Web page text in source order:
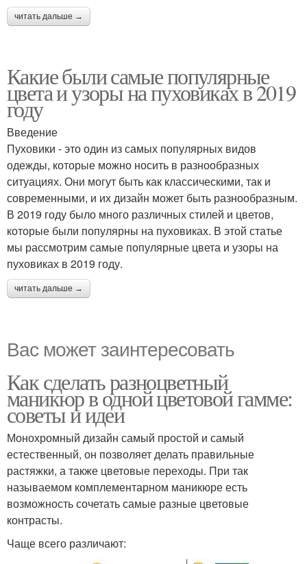
читать дальше →
Какие были самые популярные
цвета и узоры на пуховиках в 2019
году
Введение
Пуховики - это один из самых популярных видов
одежды, которые можно носить в разнообразных
ситуациях. Они могут быть как классическими, так и
современными, и их дизайн может быть разнообразным.
В 2019 году было много различных стилей и цветов,
которые были популярны на пуховиках. В этой статье
мы рассмотрим самые популярные цвета и узоры на
пуховиках в 2019 году.
читать дальше →
Вас может заинтересовать
Как сделать разноцветный
маникюр в одной цветовой гамме:
советы и идеи
Монохромный дизайн самый простой и самый
естественный, он позволяет делать правильные
растяжки, а также цветовые переходы. При так
называемом комплементарном маникюре есть
возможность сочетать самые разные цветовые
контрасты.
Чаще всего различают: